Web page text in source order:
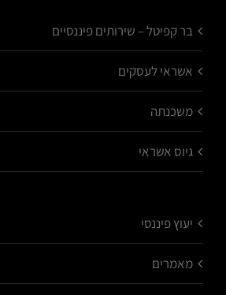
בר קפיטל – שירותים פיננסיים
אשראי לעסקים
משכנתה
גיוס אשראי
יעוץ פיננסי
מאמרים